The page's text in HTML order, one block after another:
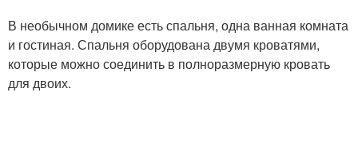
В необычном домике есть спальня, одна ванная комната
и гостиная. Спальня оборудована двумя кроватями,
которые можно соединить в полноразмерную кровать
для двоих.